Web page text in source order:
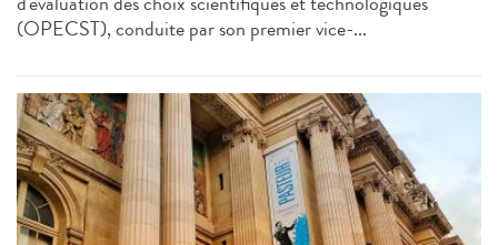
(OPECST), conduite par son premier vice-...